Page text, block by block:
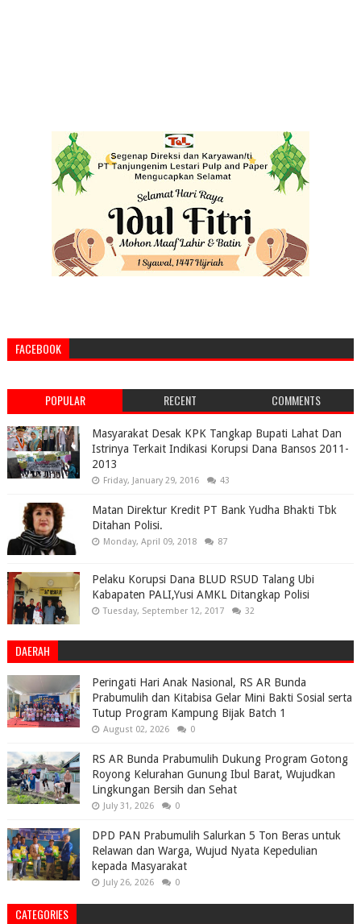
FACEBOOK
POPULAR RECENT COMMENTS
Masyarakat Desak KPK Tangkap Bupati Lahat Dan
Istrinya Terkait Indikasi Korupsi Dana Bansos 2011-
2013
Friday, January 29, 2016 43
Matan Direktur Kredit PT Bank Yudha Bhakti Tbk
Ditahan Polisi.
Monday, April 09, 2018 87
Pelaku Korupsi Dana BLUD RSUD Talang Ubi
Kabapaten PALI,Yusi AMKL Ditangkap Polisi
Tuesday, September 12, 2017 32
DAERAH
Peringati Hari Anak Nasional, RS AR Bunda
Prabumulih dan Kitabisa Gelar Mini Bakti Sosial serta
Tutup Program Kampung Bijak Batch 1
August 02, 2026 0
RS AR Bunda Prabumulih Dukung Program Gotong
Royong Kelurahan Gunung Ibul Barat, Wujudkan
Lingkungan Bersih dan Sehat
July 31, 2026 0
DPD PAN Prabumulih Salurkan 5 Ton Beras untuk
Relawan dan Warga, Wujud Nyata Kepedulian
kepada Masyarakat
July 26, 2026 0
CATEGORIES